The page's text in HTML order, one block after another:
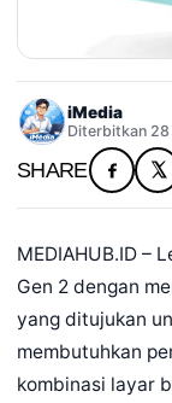
iMedia
Diterbitkan
SHARE
MEDIAHUB.ID –
Gen 2 dengan
yang ditujukan
membutuhkan
kombinasi layar